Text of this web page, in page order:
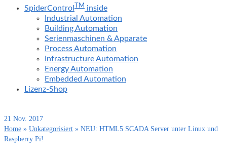
SpiderControl TM inside
Industrial Automation
Building Automation
Serienmaschinen & Apparate
Process Automation
Infrastructure Automation
Energy Automation
Embedded Automation
Lizenz-Shop
21 Nov. 2017
Home » Unkategorisiert » NEU: HTML5 SCADA Server unter Linux und
Raspberry Pi!